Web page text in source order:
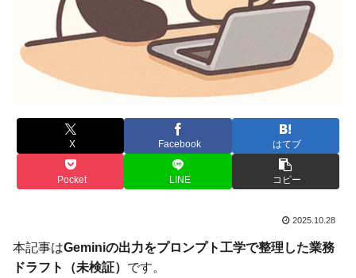
X Facebook はてブ
Pocket LINE コピー
2025.10.28
本記事はGeminiの出力をプロンプト工学で整理した業務
ドラフト（未検証） です。